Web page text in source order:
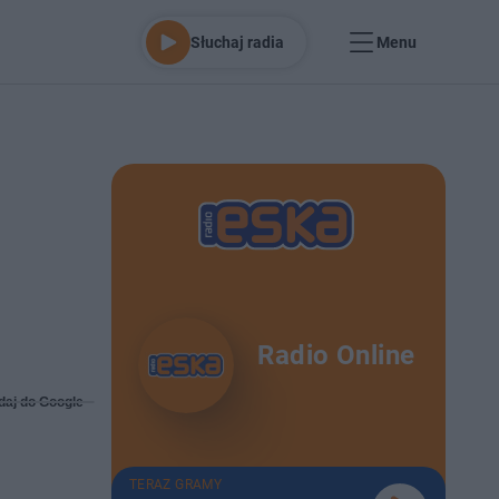
Słuchaj radia Menu
do Google
Radio Online
TERAZ GRAMY